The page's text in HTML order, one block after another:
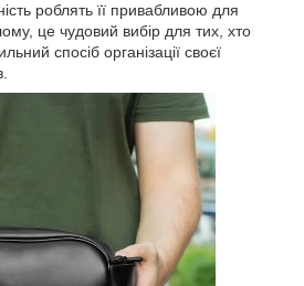
роблять її привабливою для
це чудовий вибір для тих, хто
спосіб організації своєї